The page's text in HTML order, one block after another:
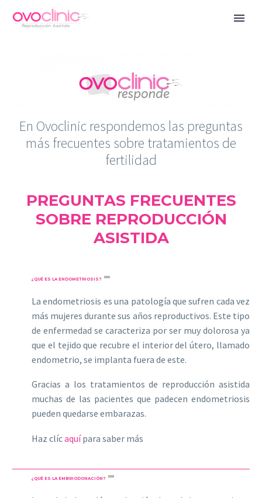
En Ovoclinic respondemos las preguntas
más frecuentes sobre tratamientos de
fertilidad
PREGUNTAS FRECUENTES
SOBRE REPRODUCCIÓN
ASISTIDA
¿QUÉ ES LA ENDOMETRIOSIS?
La endometriosis es una patología que sufren cada vez
más mujeres durante sus años reproductivos. Este tipo
de enfermedad se caracteriza por ser muy dolorosa ya
que el tejido que recubre el interior del útero, llamado
endometrio, se implanta fuera de este.
Gracias a los tratamientos de reproducción asistida
muchas de las pacientes que padecen endometriosis
pueden quedarse embarazas.
Haz clícaquípara saber más
¿QUÉ ES LA EMBRIODONACIÓN?